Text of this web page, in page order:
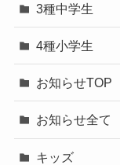
3種中学生
4種小学生
お知らせTOP
お知らせ全て
キッズ